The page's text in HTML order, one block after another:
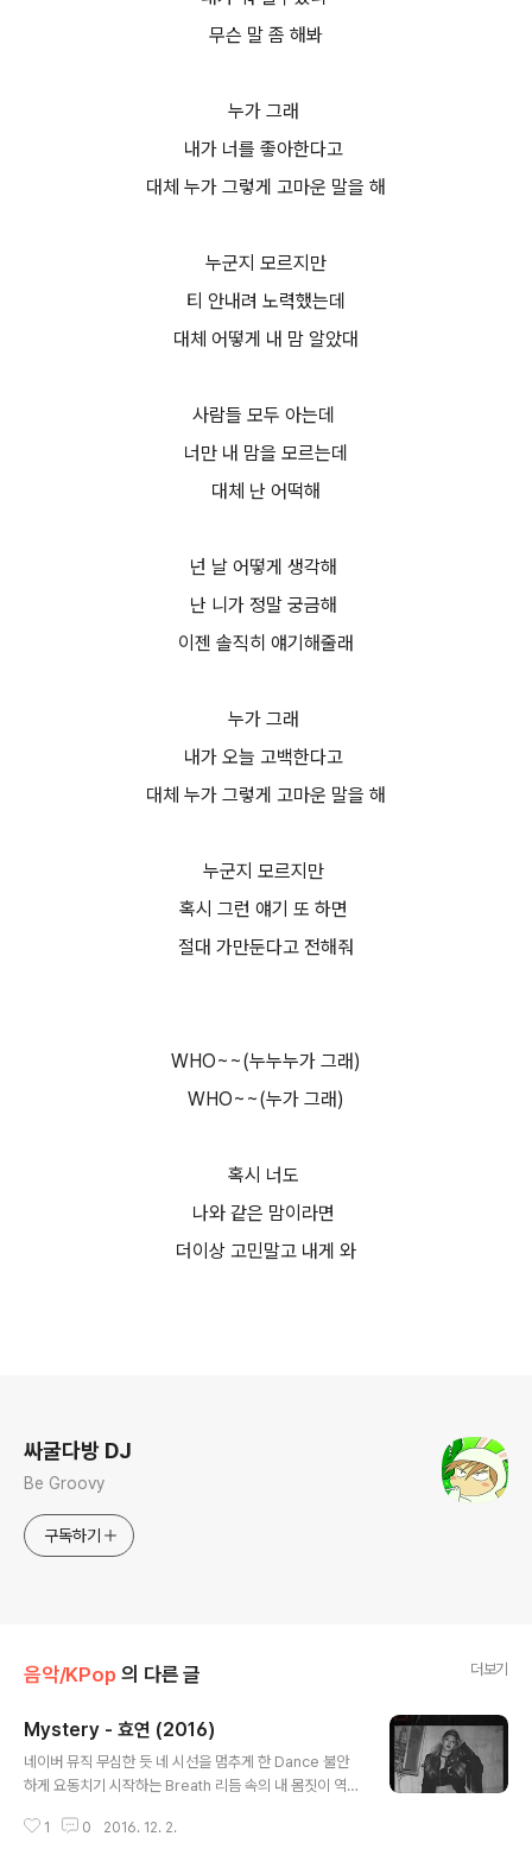
무슨 말 좀 해봐
누가 그래
내가 너를 좋아한다고
대체 누가 그렇게 고마운 말을 해
누군지 모르지만
티 안내려 노력했는데
대체 어떻게 내 맘 알았대
사람들 모두 아는데
너만 내 맘을 모르는데
대체 난 어떡해
넌 날 어떻게 생각해
난 니가 정말 궁금해
이젠 솔직히 얘기해줄래
누가 그래
내가 오늘 고백한다고
대체 누가 그렇게 고마운 말을 해
누군지 모르지만
혹시 그런 얘기 또 하면
절대 가만둔다고 전해줘
WHO~~(누누누가 그래)
WHO~~(누가 그래)
혹시 너도
나와 같은 맘이라면
더이상 고민말고 내게 와
싸굴다방 DJ
Be Groovy
구독하기
음악/KPop 의 다른 글 더보기
Mystery - 효연 (2016)
네이버 뮤직 무심한 듯 네 시선을 멈추게 한 Dance 불안
하게 요동치기 시작하는 Breath 리듬 속의 내 몸짓이 역시
이 (아무도 몰래) 맘을 뺏긴 듯이 (나로만 가득하게) 깊이
1 0 2016. 12. 2.